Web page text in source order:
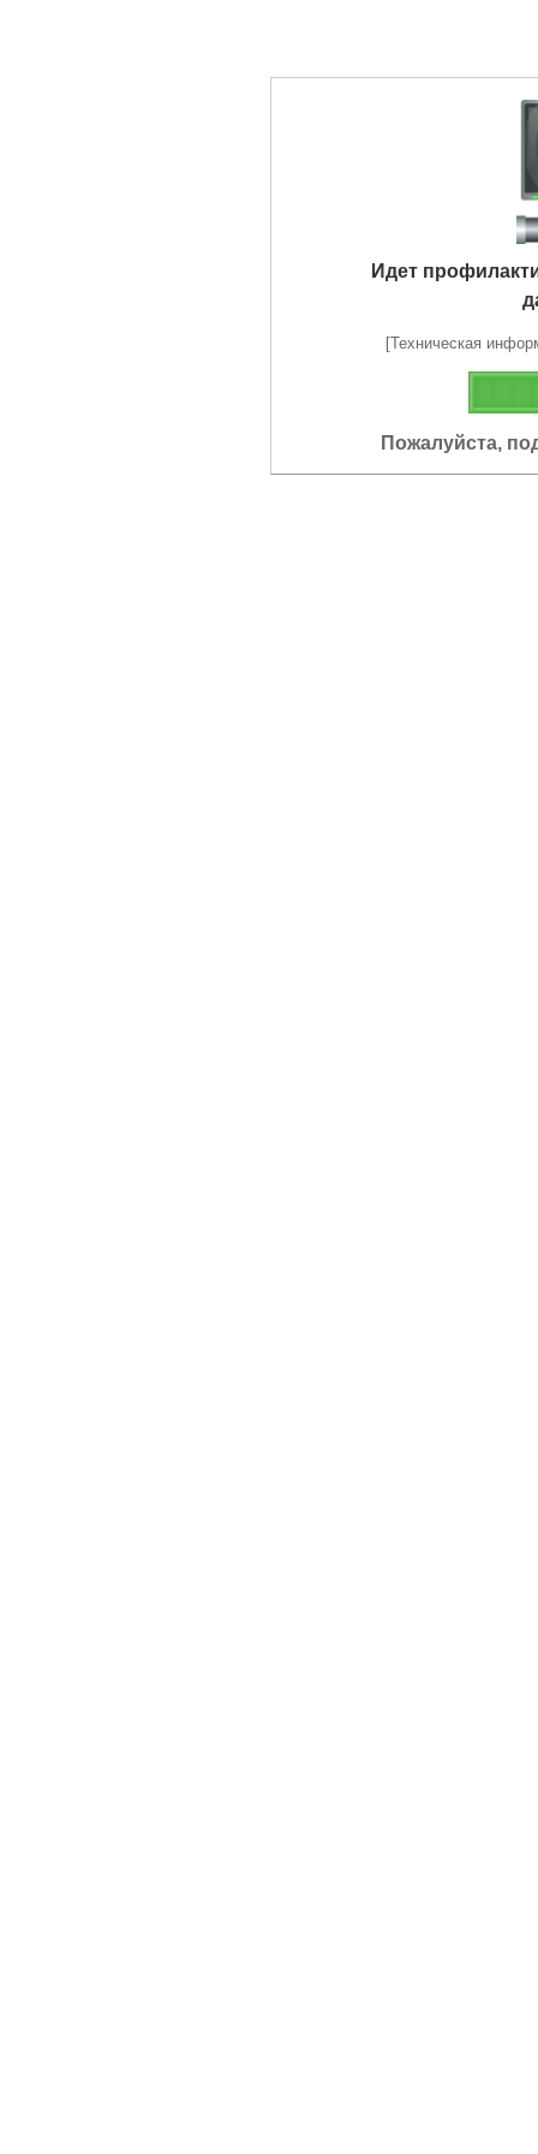
Идет
[Техническая
Пожалуйста,